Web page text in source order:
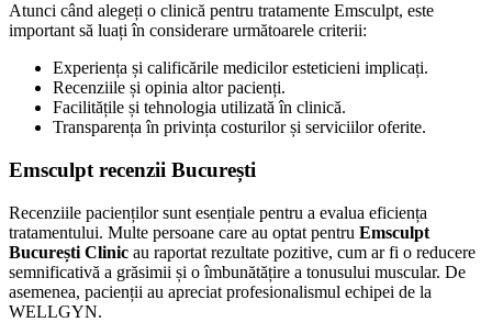
Atunci când alegeți o clinică pentru tratamente Emsculpt, este
important să luați în considerare următoarele criterii:
Experiența și calificările medicilor esteticieni implicați.
Recenziile și opinia altor pacienți.
Facilitățile și tehnologia utilizată în clinică.
Transparența în privința costurilor și serviciilor oferite.
Emsculpt recenzii București
Recenziile pacienților sunt esențiale pentru a evalua eficiența
tratamentului. Multe persoane care au optat pentru Emsculpt
București Clinic au raportat rezultate pozitive, cum ar fi o reducere
semnificativă a grăsimii și o îmbunătățire a tonusului muscular. De
asemenea, pacienții au apreciat profesionalismul echipei de la
WELLGYN.